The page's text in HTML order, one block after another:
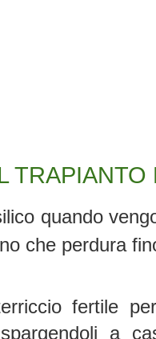
quando
che perdura
fertile
a